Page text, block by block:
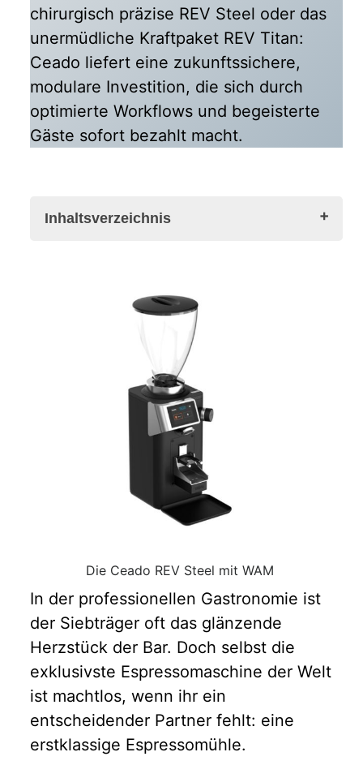
chirurgisch präzise REV Steel oder das
unermüdliche Kraftpaket REV Titan:
Ceado liefert eine zukunftssichere,
modulare Investition, die sich durch
optimierte Workflows und begeisterte
Gäste sofort bezahlt macht.
Inhaltsverzeichnis
Die Kerntechnologie: Schluss mit dem
thermischen Drift
Digitale Präzision und modularer Workflow
Die Unterschiede im Detail: REV Steel vs.
Welche Mühle für welches Konzept?
Wartung und Ergonomie zu Ende gedacht
Das KaffeeTechnik Seubter-Fazit für
Die Ceado REV Steel mit WAM
In der professionellen Gastronomie ist
der Siebträger oft das glänzende
Herzstück der Bar. Doch selbst die
exklusivste Espressomaschine der Welt
ist machtlos, wenn ihr ein
entscheidender Partner fehlt: eine
erstklassige Espressomühle.